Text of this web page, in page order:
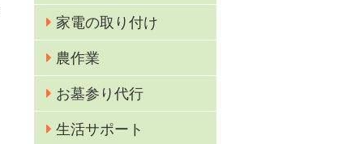
家電の取り付け
農作業
お墓参り代行
生活サポート